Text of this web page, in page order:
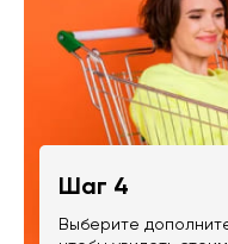
Шаг 4
Выберите